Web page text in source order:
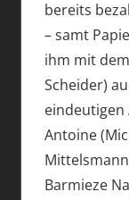
bereits
– samt
ihm mit
Scheider)
eindeutigen
Antoine
Barmieze